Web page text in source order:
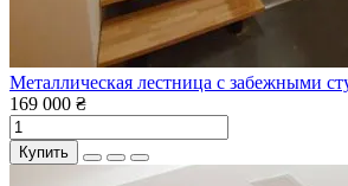
Металлическая лестница с забежными
169 000 ₴
Купить